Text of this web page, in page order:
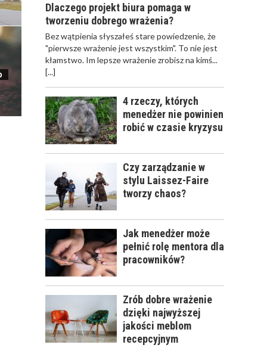
ROKU
Dlaczego projekt biura pomaga w
tworzeniu dobrego wrażenia?
Bez wątpienia słyszałeś stare powiedzenie, że
"pierwsze wrażenie jest wszystkim". To nie jest
kłamstwo. Im lepsze wrażenie zrobisz na kimś...
[...]
4 rzeczy, których
menedżer nie powinien
robić w czasie kryzysu
Czy zarządzanie w
stylu Laissez-Faire
tworzy chaos?
Jak menedżer może
pełnić rolę mentora dla
pracowników?
Zrób dobre wrażenie
dzięki najwyższej
jakości meblom
recepcyjnym